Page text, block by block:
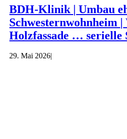
BDH-Klinik | Umbau
Schwesternwohnheim
Holzfassade … serielle
29. Mai 2026|